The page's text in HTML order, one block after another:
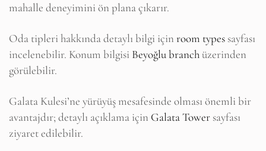
mahalle deneyimini ön plana çıkarır.
Oda tipleri hakkında detaylı bilgi için room types sayfası
incelenebilir. Konum bilgisi Beyoğlu branchüzerinden
görülebilir.
Galata Kulesi’ne yürüyüş mesafesinde olması önemli bir
avantajdır; detaylı açıklama için Galata Tower sayfası
ziyaret edilebilir.